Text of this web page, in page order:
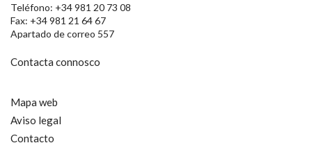
Teléfono: +34 981 20 73 08
Fax: +34 981 21 64 67
Apartado de correo 557
Contacta connosco
Mapa web
Aviso legal
Contacto